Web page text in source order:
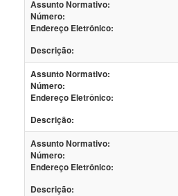
Assunto Normativo:
Número:
Endereço Eletrônico:
Descrição:
Assunto Normativo:
Número:
Endereço Eletrônico:
Descrição:
Assunto Normativo:
Número:
Endereço Eletrônico:
Descrição: